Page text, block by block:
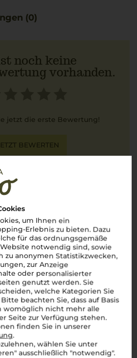
um Ihnen ein
Erlebnis zu bieten. Dazu
für das ordnungsgemäße
notwendig sind, sowie
zu anonymen Statistikzwecken,
zur Anzeige
oder personalisierter
genutzt werden. Sie
welche Kategorien Sie
beachten Sie, dass auf Basis
womöglich nicht mehr alle
Seite zur Verfügung stehen.
finden Sie in unserer
.
wählen Sie unter
ausschließlich "notwendig".
cremigem Meeresfrüchterisotto.
(0)
noch keine
vorhanden.
jetzt die erste Bewertung!
BEWERTEN
Spumante
nur für Rennsport, sondern auch
Seit 1902 ist das Weingut im Trentino
Metodo Classicozur Perfektion
der Gründer, erkannte das Potenzial
und pflanzte als Erster den
eine Entscheidung, die den
und Raffinesse legte, dieFerrari
der Führung der Familie Lunelli
von Ferrarimit Frische und
spürbar sind. Ein GlasFerrari
!